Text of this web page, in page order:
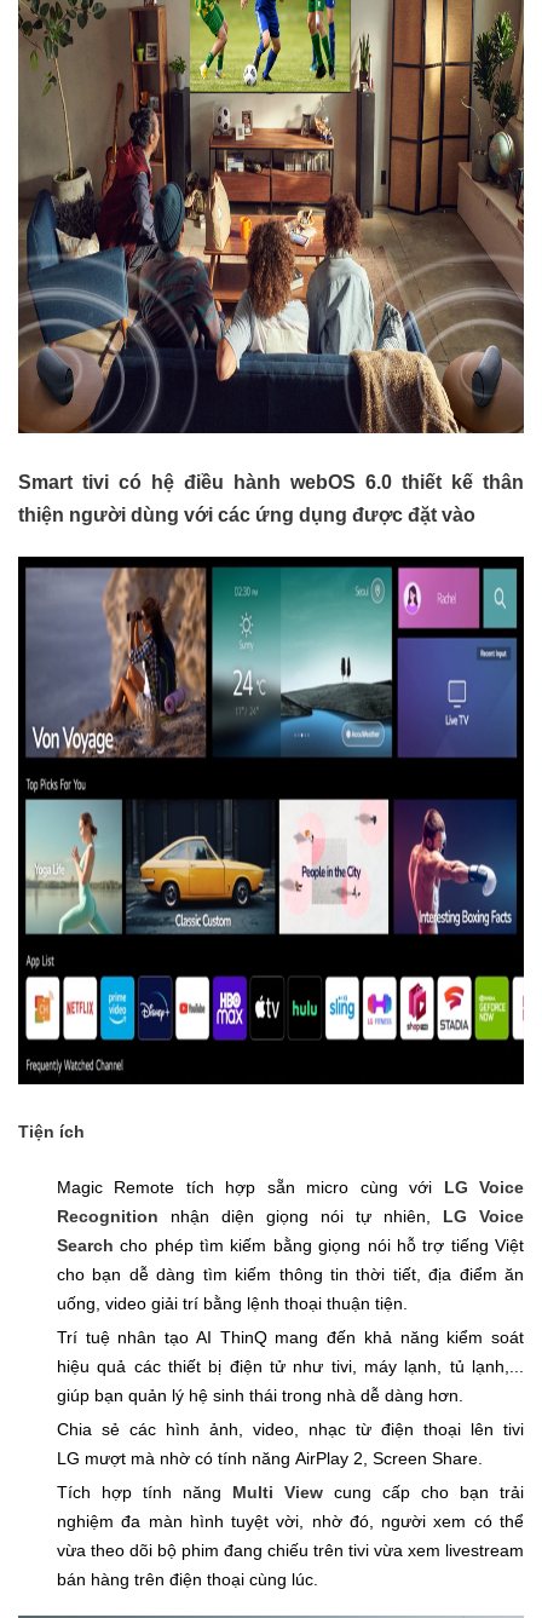
Smart tivi có hệ điều hành webOS 6.0 thiết kế thân
thiện người dùng với các ứng dụng được đặt vào
Tiện ích
Magic Remote tích hợp sẵn micro cùng với LG Voice
Recognition nhận diện giọng nói tự nhiên,
LG Voice
Searchcho phép tìm kiếm bằng giọng nói hỗ trợ tiếng Việt
cho bạn dễ dàng tìm kiếm thông tin thời tiết, địa điểm ăn
uống, video giải trí bằng lệnh thoại thuận tiện.
Trí tuệ nhân tạo AI ThinQ mang đến khả năng kiểm soát
hiệu quả các thiết bị điện tử như tivi, máy lạnh, tủ lạnh,...
giúp bạn quản lý hệ sinh thái trong nhà dễ dàng hơn.
Chia sẻ các hình ảnh, video, nhạc từ điện thoại lên tivi
LG mượt mà nhờ có tính năng AirPlay 2, Screen Share.
Tích hợp tính năng Multi View cung cấp cho bạn trải
nghiệm đa màn hình tuyệt vời, nhờ đó, người xem có thể
vừa theo dõi bộ phim đang chiếu trên tivi vừa xem livestream
bán hàng trên điện thoại cùng lúc.